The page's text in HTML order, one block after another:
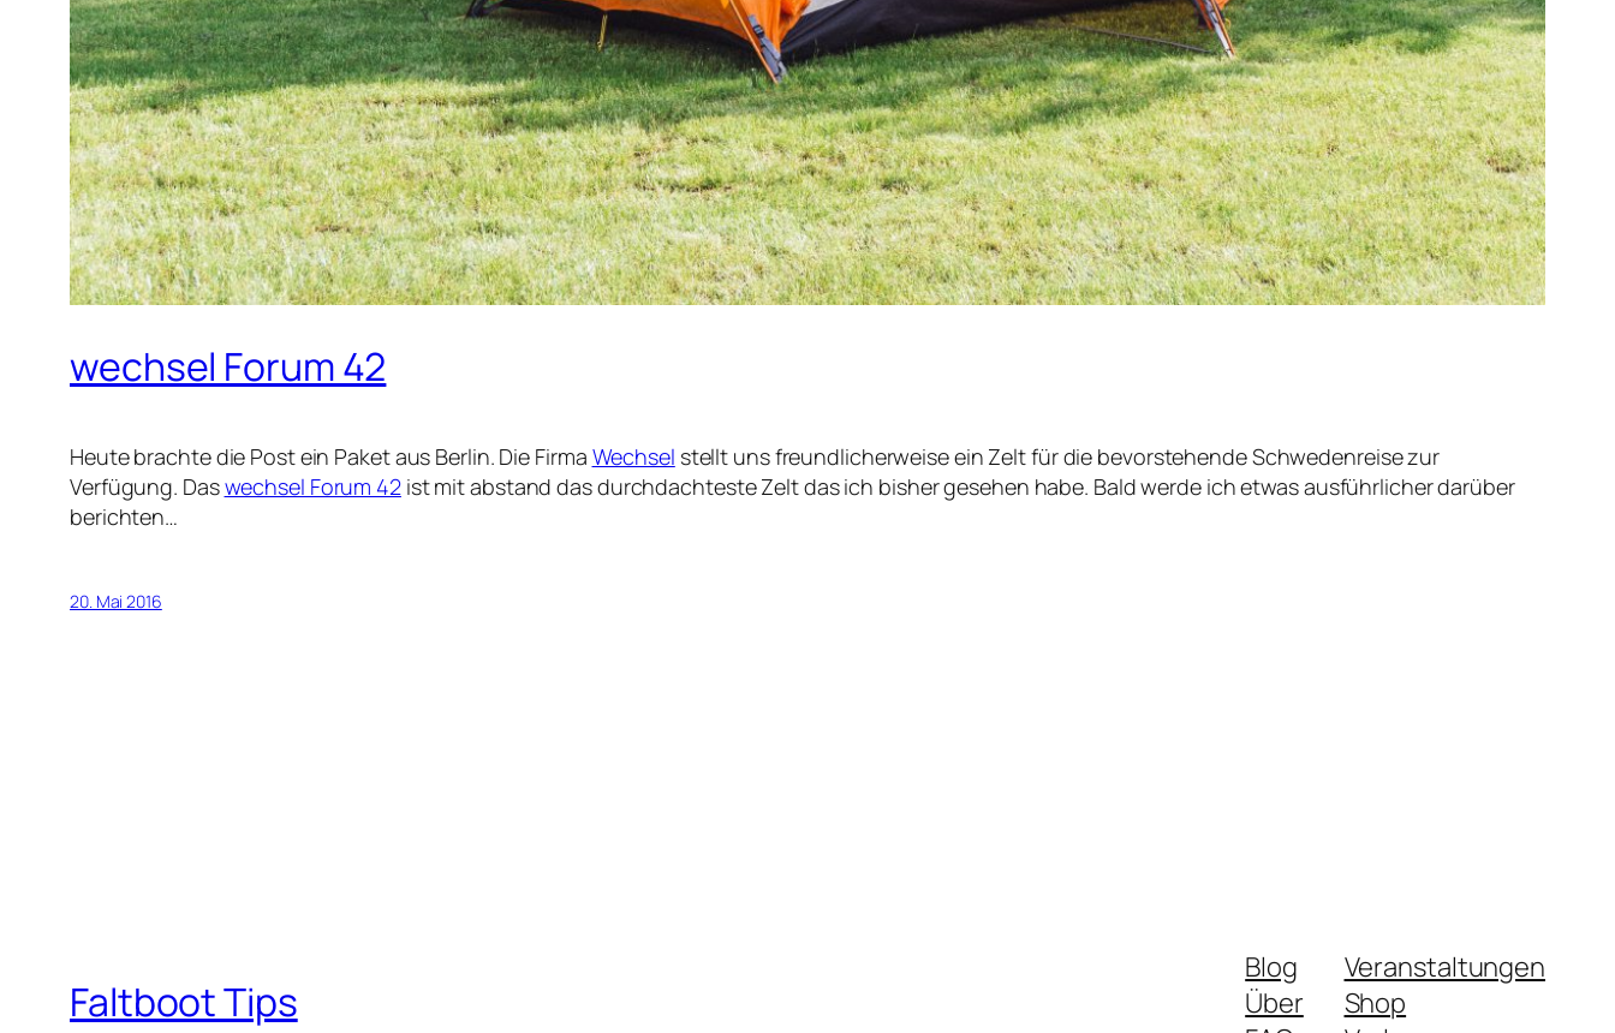
wechsel Forum 42
Heute brachte die Post ein Paket aus Berlin. Die Firma Wechsel stellt uns freundlicherweise ein Zelt für die bevorstehende Schwedenreise zur
Verfügung. Daswechsel Forum 42ist mit abstand das durchdachteste Zelt das ich bisher gesehen habe. Bald werde ich etwas ausführlicher darüber
berichten…
20. Mai 2016
Faltboot Tips
Blog
Über
Veranstaltungen
Shop